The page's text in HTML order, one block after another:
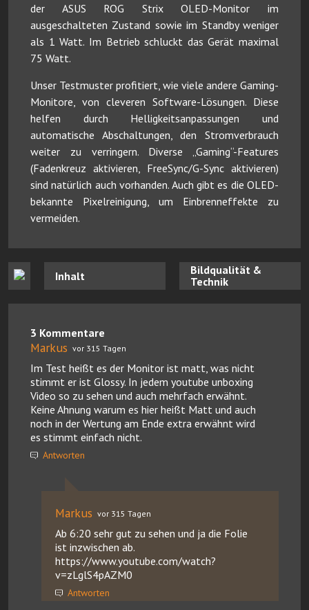
der ASUS ROG Strix OLED-Monitor im
ausgeschalteten Zustand sowie im Standby weniger
als 1 Watt. Im Betrieb schluckt das Gerät maximal
75 Watt.
Unser Testmuster profitiert, wie viele andere Gaming-
Monitore, von cleveren Software-Lösungen. Diese
helfen durch Helligkeitsanpassungen und
automatische Abschaltungen, den Stromverbrauch
weiter zu verringern. Diverse „Gaming“-Features
(Fadenkreuz aktivieren, FreeSync/G-Sync aktivieren)
sind natürlich auch vorhanden. Auch gibt es die OLED-
bekannte Pixelreinigung, um Einbrenneffekte zu
vermeiden.
Inhalt
Bildqualität &
Technik
3 Kommentare
Markus vor 315 Tagen
Im Test heißt es der Monitor ist matt, was nicht
stimmt er ist Glossy. In jedem youtube unboxing
Video so zu sehen und auch mehrfach erwähnt.
Keine Ahnung warum es hier heißt Matt und auch
noch in der Wertung am Ende extra erwähnt wird
es stimmt einfach nicht.
Antworten
Markus vor 315 Tagen
Ab 6:20 sehr gut zu sehen und ja die Folie
ist inzwischen ab.
https://www.youtube.com/watch?
v=zLglS4pAZM0
Antworten